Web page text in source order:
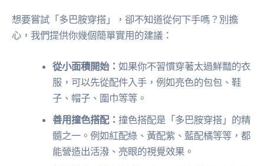
想要嘗試「多巴胺穿搭」，卻不知道從何下手嗎？別擔
心，我們提供你幾個簡單實用的建議：
從小面積開始：如果你不習慣穿著太過鮮豔的衣
服，可以先從配件入手，例如亮色的包包、鞋
子、帽子、圍巾等等。
善用撞色搭配：撞色搭配是「多巴胺穿搭」的精
髓之一。例如紅配綠、黃配紫、藍配橘等等，都
能營造出活潑、亮眼的視覺效果。